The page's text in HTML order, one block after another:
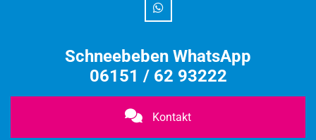
Schneebeben WhatsApp
06151 / 62 93222
Kontakt